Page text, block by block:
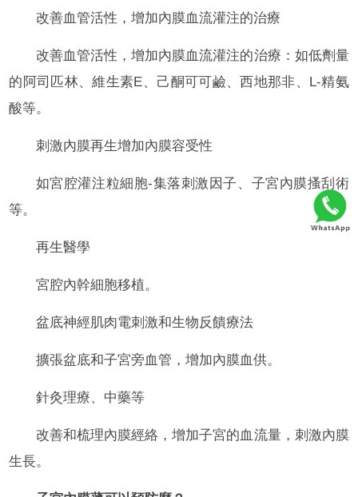
改善血管活性，增加內膜血流灌注的治療
改善血管活性，增加內膜血流灌注的治療：如低劑量
的阿司匹林、維生素E、己酮可可鹼、西地那非、L-精氨
酸等。
刺激內膜再生增加內膜容受性
如宮腔灌注粒細胞-集落刺激因子、子宮內膜搔刮術
等。
再生醫學
宮腔內幹細胞移植。
盆底神經肌肉電刺激和生物反饋療法
擴張盆底和子宮旁血管，增加內膜血供。
針灸理療、中藥等
改善和梳理內膜經絡，增加子宮的血流量，刺激內膜
生長。